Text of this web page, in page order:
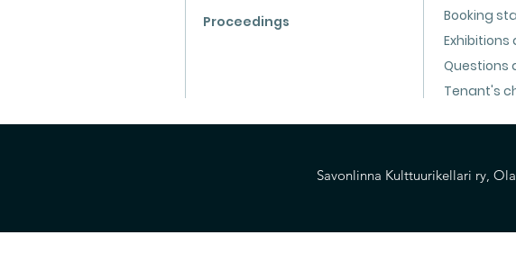
Proceedings
Booking
Exhibitions
Questions
Tenant's
Savonlinna Kulttuurikellari ry,